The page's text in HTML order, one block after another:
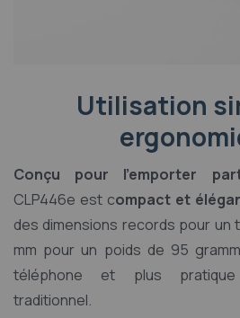
Utilisation
Conçu pour l'emporter
CLP446e est compact et
des dimensions records pour un
mm pour un poids de 95
téléphone et plus pratique
traditionnel.